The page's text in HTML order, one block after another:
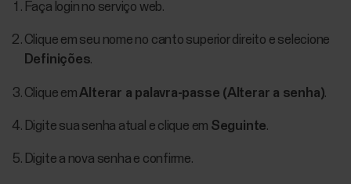
Faça login no serviço web.
Clique em seu nome no canto superior direito e selecione
Definições.
Clique emAlterar a palavra-passe (Alterar a senha).
Digite sua senha atual e clique em Seguinte.
Digite a nova senha e confirme.